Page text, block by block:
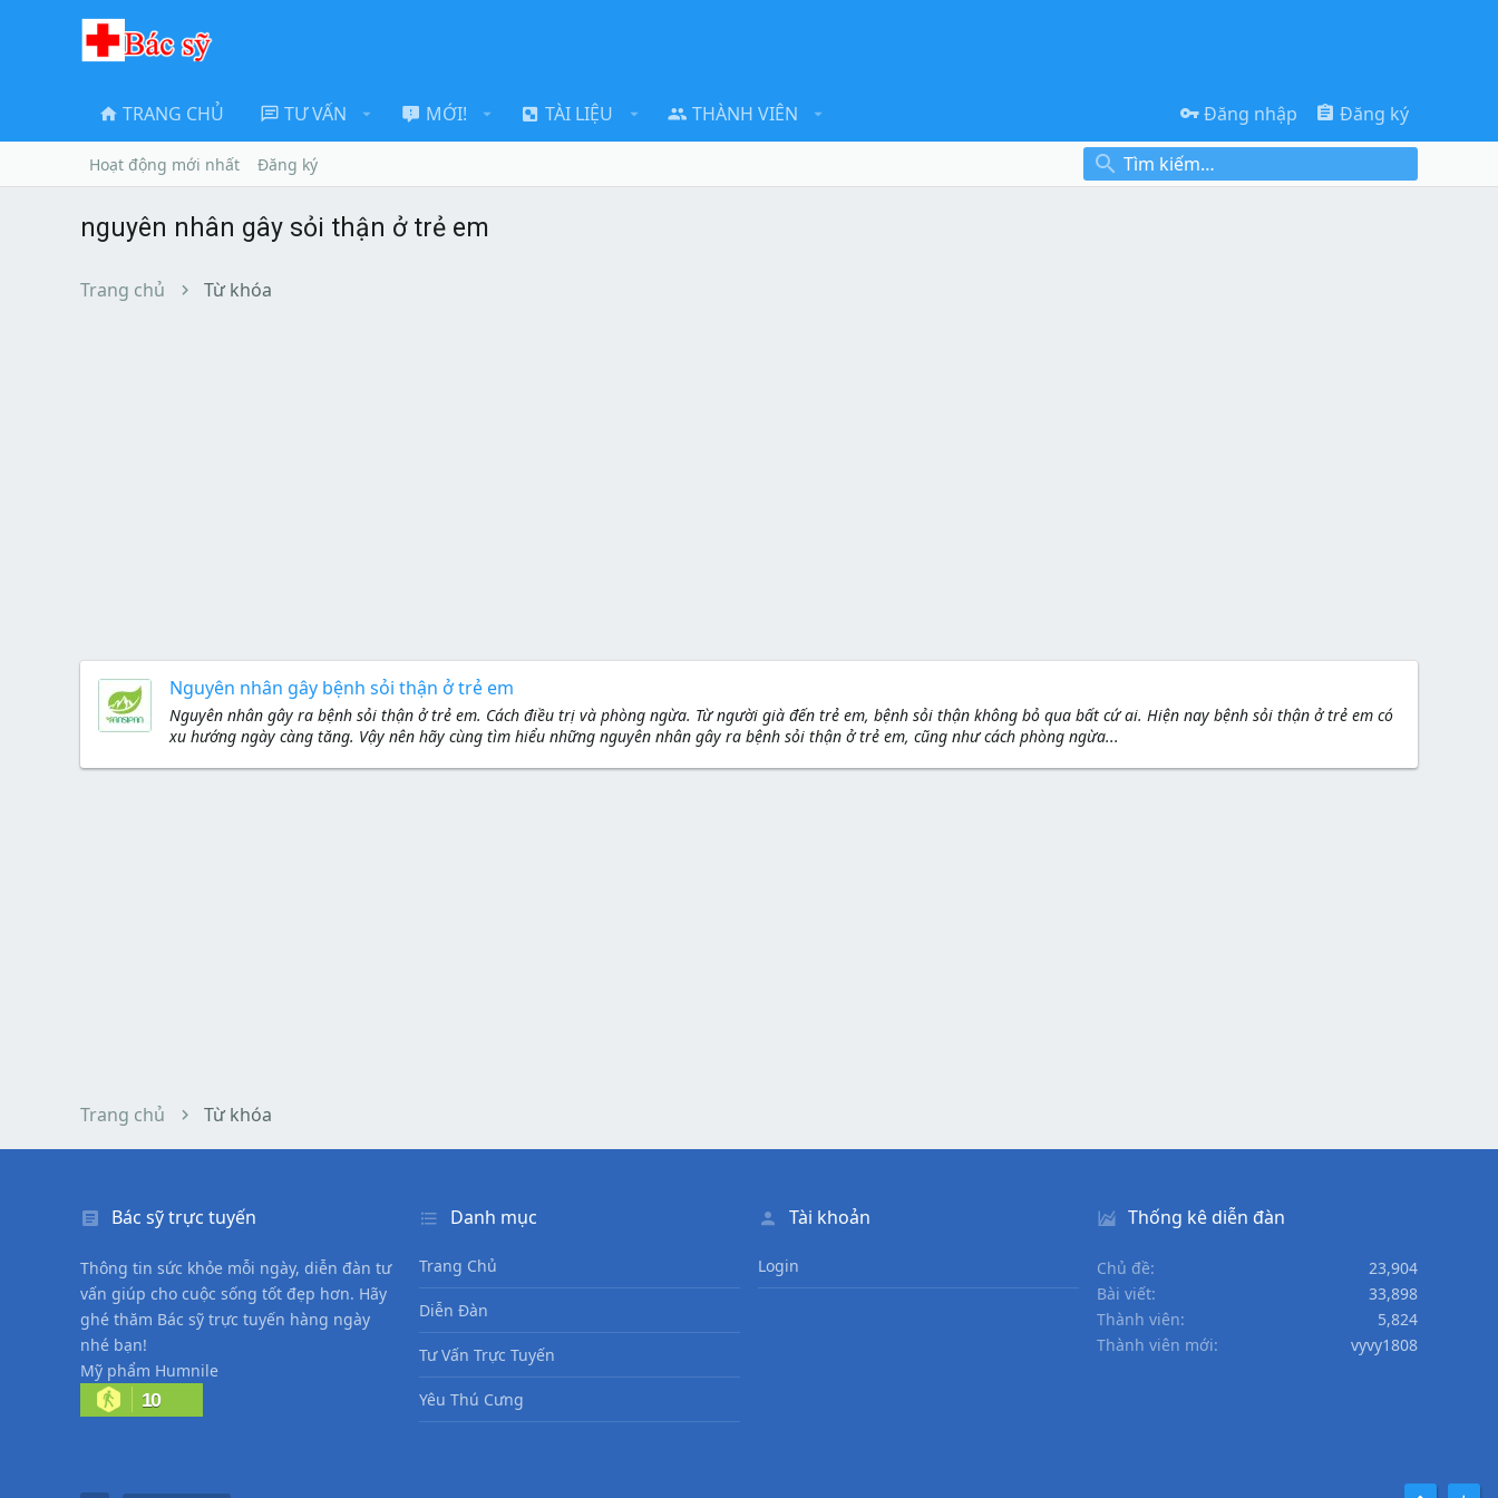
TRANG CHỦ TƯ VẤN MỚI! TÀI LIỆU THÀNH VIÊN Đăng nhập Đăng ký
Hoạt động mới nhất Đăng ký
nguyên nhân gây sỏi thận ở trẻ em
Trang chủ Từ khóa
Nguyên nhân gây bệnh sỏi thận ở trẻ em
Nguyên nhân gây ra bệnh sỏi thận ở trẻ em. Cách điều trị và phòng ngừa. Từ người già đến trẻ em, bệnh sỏi thận không bỏ qua bất cứ ai. Hiện nay bệnh sỏi thận ở trẻ em có
xu hướng ngày càng tăng. Vậy nên hãy cùng tìm hiểu những nguyên nhân gây ra bệnh sỏi thận ở trẻ em, cũng như cách phòng ngừa...
Trang chủ Từ khóa
Bác sỹ trực tuyến
Thông tin sức khỏe mỗi ngày, diễn đàn tư
vấn giúp cho cuộc sống tốt đẹp hơn. Hãy
ghé thăm Bác sỹ trực tuyến hàng ngày
nhé bạn!
Mỹ phẩm Humnile
10
Danh mục
Trang Chủ
Diễn Đàn
Tư Vấn Trực Tuyến
Yêu Thú Cưng
Tài khoản
Login
Thống kê diễn đàn
Chủ đề
23,904
Bài viết
33,898
Thành viên
5,824
Thành viên mới
vyvy1808